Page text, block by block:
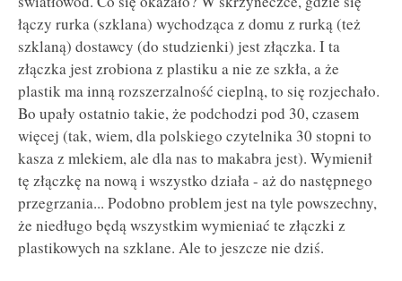
łączy rurka (szklana) wychodząca z domu z rurką (też
szklaną) dostawcy (do studzienki) jest złączka. I ta
złączka jest zrobiona z plastiku a nie ze szkła, a że
plastik ma inną rozszerzalność cieplną, to się rozjechało.
Bo upały ostatnio takie, że podchodzi pod 30, czasem
więcej (tak, wiem, dla polskiego czytelnika 30 stopni to
kasza z mlekiem, ale dla nas to makabra jest). Wymienił
tę złączkę na nową i wszystko działa - aż do następnego
przegrzania... Podobno problem jest na tyle powszechny,
że niedługo będą wszystkim wymieniać te złączki z
plastikowych na szklane. Ale to jeszcze nie dziś.